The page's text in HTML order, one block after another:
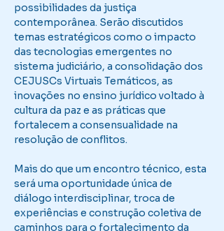
possibilidades da justiça
contemporânea. Serão discutidos
temas estratégicos como o impacto
das tecnologias emergentes no
sistema judiciário, a consolidação dos
CEJUSCs Virtuais Temáticos, as
inovações no ensino jurídico voltado à
cultura da paz e as práticas que
fortalecem a consensualidade na
resolução de conflitos.
Mais do que um encontro técnico, esta
será uma oportunidade única de
diálogo interdisciplinar, troca de
experiências e construção coletiva de
caminhos para o fortalecimento da